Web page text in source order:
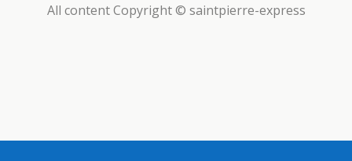
All content Copyright © saintpierre-express